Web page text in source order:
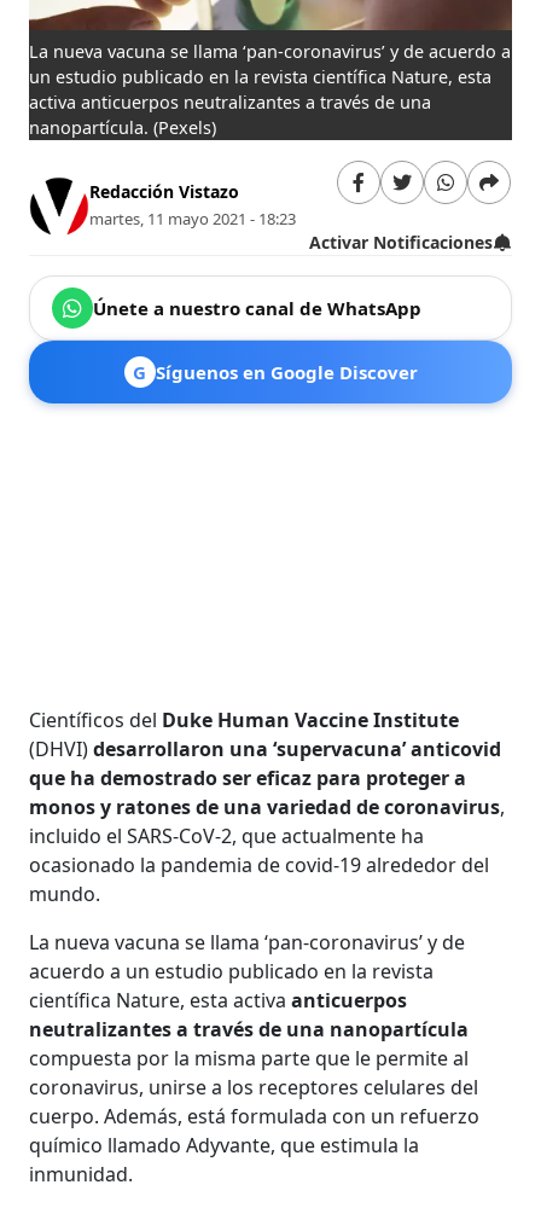
La nueva vacuna se llama ‘pan-coronavirus’ y de acuerdo a
un estudio publicado en la revista científica Nature, esta
activa anticuerpos neutralizantes a través de una
nanopartícula. (Pexels)
Redacción Vistazo
martes, 11 mayo 2021 - 18:23
Activar Notificaciones
Únete a nuestro canal de WhatsApp
G Síguenos en Google Discover
Científicos del Duke Human Vaccine Institute
(DHVI)desarrollaron una ‘supervacuna’ anticovid
que ha demostrado ser eficaz para proteger a
monos y ratones de una variedad de coronavirus,
incluido el SARS-CoV-2, que actualmente ha
ocasionado la pandemia de covid-19 alrededor del
mundo.
La nueva vacuna se llama ‘pan-coronavirus’ y de
acuerdo a un estudio publicado en la revista
científica Nature, esta activaanticuerpos
neutralizantes a través de una nanopartícula
compuesta por la misma parte que le permite al
coronavirus, unirse a los receptores celulares del
cuerpo. Además, está formulada con un refuerzo
químico llamado Adyvante, que estimula la
inmunidad.